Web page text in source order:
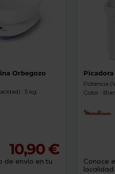
Orbegozo
: 5 kg
10,90 €
de envío en tu
Picadora
Potencia
Color :
Conoce